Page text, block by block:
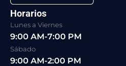
Horarios
Lunes a Viernes
9:00 AM-7:00 PM
Sábado
9:00 AM-2:00 PM